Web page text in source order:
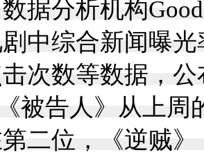
数据分析机构
中综合新闻曝
次数等数据，
被告人》从上
二位，《逆贼